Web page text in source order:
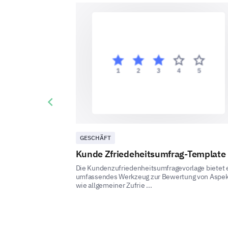
GESCHÄFT
Kunde Zfriedeheitsumfrag-Template
Die Kundenzufriedenheitsumfragevorlage bietet
umfassendes Werkzeug zur Bewertung von
wie allgemeiner Zufrie ...
Previous slide